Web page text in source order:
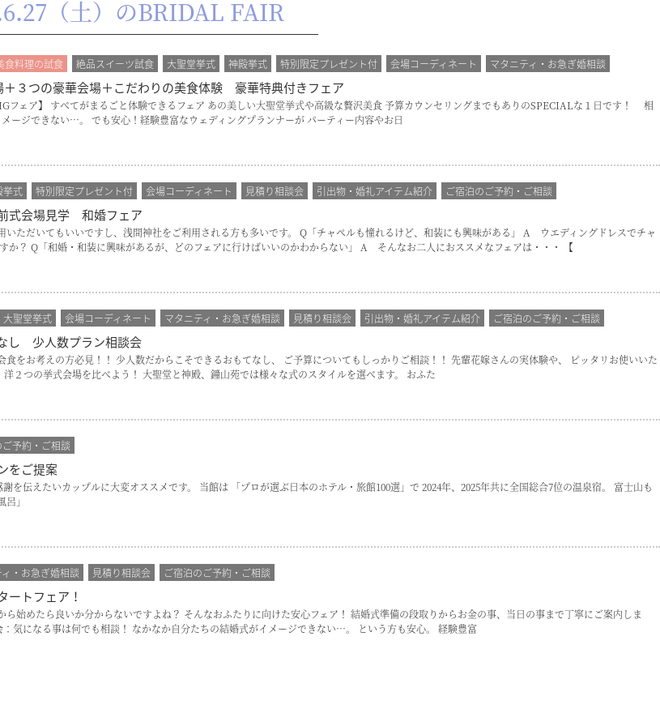
（土）のBRIDAL FAIR
食料理の試食 絶品スイーツ試食 大聖堂挙式 神殿挙式 特別限定プレゼント付 会場コーディネート
マタニティ・お急ぎ婚相談
３つの豪華会場＋こだわりの美食体験 豪華特典付きフェア
ェア】 すべてがまるごと体験できるフェア あの美しい大聖堂挙式や高級な贅沢美食 予算カウンセリングまでもありのSPECIALな１日です！ 相
ージできない…。 でも安心！経験豊富なウェディングプランナーが パーティー内容やお日
挙式 特別限定プレゼント付 会場コーディネート 見積り相談会 引出物・婚礼アイテム紹介 ご宿泊のご予約・ご相談
式会場見学 和婚フェア
ただいてもいいですし、浅間神社をご利用される方も多いです。 Q「チャペルも憧れるけど、和装にも興味がある」 A ウエディングドレスでチャ
か？ Q「和婚・和装に興味があるが、どのフェアに行けばいいのかわからない」 A そんなお二人におススメなフェアは・・・ 【
大聖堂挙式 会場コーディネート マタニティ・お急ぎ婚相談 見積り相談会 引出物・婚礼アイテム紹介 ご宿泊のご予約・ご相談
し 少人数プラン相談会
をお考えの方必見！！ 少人数だからこそできるおもてなし、 ご予算についてもしっかりご相談！！ 先輩花嫁さんの実体験や、 ピッタリお使いいた
２つの挙式会場を比べよう！ 大聖堂と神殿、鐘山苑では様々な式のスタイルを選べます。 おふた
ご予約・ご相談
をご提案
を伝えたいカップルに大変オススメです。 当館は 「プロが選ぶ日本のホテル・旅館100選」で 2024年、2025年共に全国総合7位の温泉宿。 富士山も
」
・お急ぎ婚相談 見積り相談会 ご宿泊のご予約・ご相談
ートフェア！
始めたら良いか分からないですよね？ そんなおふたりに向けた安心フェア！ 結婚式準備の段取りからお金の事、当日の事まで丁寧にご案内しま
気になる事は何でも相談！ なかなか自分たちの結婚式がイメージできない…。 という方も安心。 経験豊富